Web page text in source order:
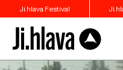
Ji.hlava Festival